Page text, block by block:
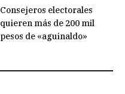
Consejeros electorales
quieren más de 200 mil
pesos de «aguinaldo»